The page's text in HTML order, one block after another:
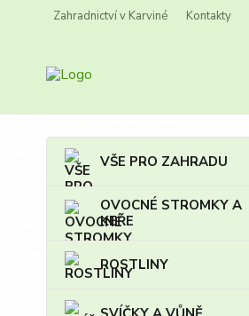
Zahradnictví v Karviné Kontakty
VŠE PRO ZAHRADU
OVOCNÉ STROMKY A
KEŘE
ROSTLINY